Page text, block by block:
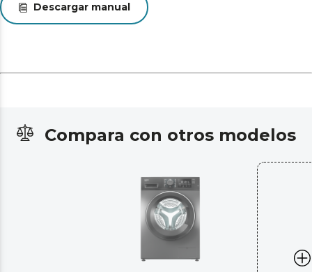
Descargar manual
Compara con otros modelos